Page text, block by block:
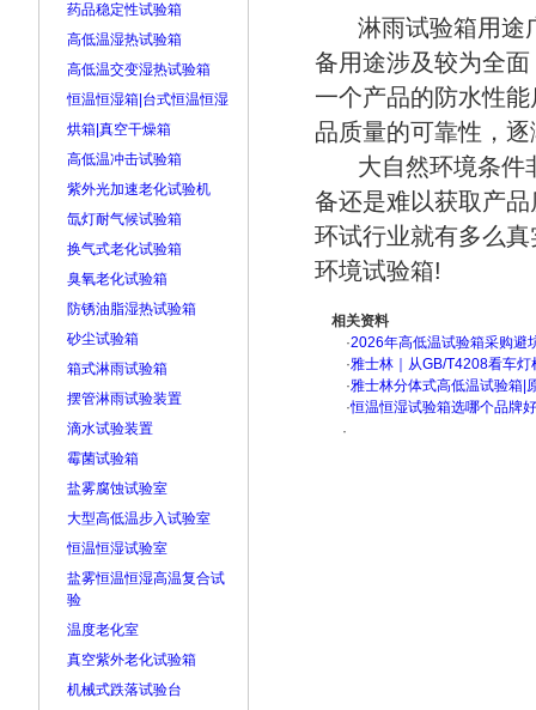
药品稳定性试验箱
高低温湿热试验箱
高低温交变湿热试验箱
恒温恒湿箱|台式恒温恒湿
烘箱|真空干燥箱
高低温冲击试验箱
紫外光加速老化试验机
氙灯耐气候试验箱
换气式老化试验箱
臭氧老化试验箱
防锈油脂湿热试验箱
砂尘试验箱
箱式淋雨试验箱
摆管淋雨试验装置
滴水试验装置
霉菌试验箱
盐雾腐蚀试验室
大型高低温步入试验室
恒温恒湿试验室
盐雾恒温恒湿高温复合试
验
温度老化室
真空紫外老化试验箱
机械式跌落试验台
淋雨试验箱用途
备用途涉及较为全
一个产品的防水性
品质量的可靠性，
大自然环境条件
备还是难以获取产
环试行业就有多么
环境试验箱!
相关资料
·2026年高低温试验箱采购
·雅士林｜从GB/T4208看车
·雅士林分体式高低温试验箱|
·恒温恒湿试验箱选哪个品牌
·